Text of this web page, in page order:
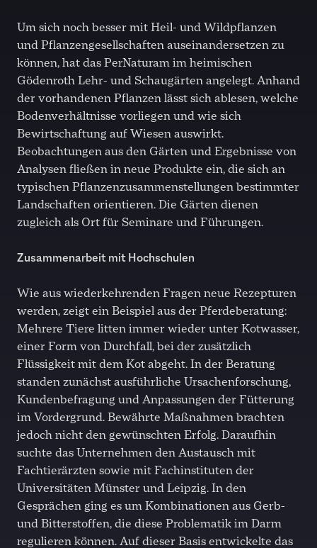
Um sich noch besser mit Heil- und Wildpflanzen
und Pflanzengesellschaften auseinandersetzen zu
können, hat das PerNaturam im heimischen
Gödenroth Lehr- und Schaugärten angelegt. Anhand
der vorhandenen Pflanzen lässt sich ablesen, welche
Bodenverhältnisse vorliegen und wie sich
Bewirtschaftung auf Wiesen auswirkt.
Beobachtungen aus den Gärten und Ergebnisse von
Analysen fließen in neue Produkte ein, die sich an
typischen Pflanzenzusammenstellungen bestimmter
Landschaften orientieren. Die Gärten dienen
zugleich als Ort für Seminare und Führungen.
Zusammenarbeit mit Hochschulen
Wie aus wiederkehrenden Fragen neue Rezepturen
werden, zeigt ein Beispiel aus der Pferdeberatung:
Mehrere Tiere litten immer wieder unter Kotwasser,
einer Form von Durchfall, bei der zusätzlich
Flüssigkeit mit dem Kot abgeht. In der Beratung
standen zunächst ausführliche Ursachenforschung,
Kundenbefragung und Anpassungen der Fütterung
im Vordergrund. Bewährte Maßnahmen brachten
jedoch nicht den gewünschten Erfolg. Daraufhin
suchte das Unternehmen den Austausch mit
Fachtierärzten sowie mit Fachinstituten der
Universitäten Münster und Leipzig. In den
Gesprächen ging es um Kombinationen aus Gerb-
und Bitterstoffen, die diese Problematik im Darm
regulieren können. Auf dieser Basis entwickelte das